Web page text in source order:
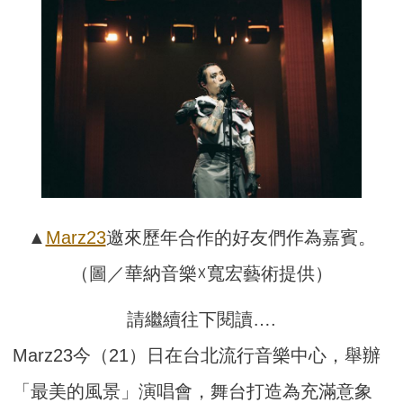
▲ Marz23邀來歷年合作的好友們作為嘉賓。
（圖／華納音樂☓寬宏藝術提供）
請繼續往下閱讀….
Marz23今（21）日在台北流行音樂中心，舉辦
「最美的風景」演唱會，舞台打造為充滿意象